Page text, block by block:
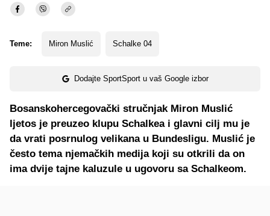
Teme: Miron Muslić Schalke 04
Dodajte SportSport u vaš Google izbor
Bosanskohercegovački stručnjak Miron Muslić
ljetos je preuzeo klupu Schalkea i glavni cilj mu je
da vrati posrnulog velikana u Bundesligu. Muslić je
često tema njemačkih medija koji su otkrili da on
ima dvije tajne kaluzule u ugovoru sa Schalkeom.